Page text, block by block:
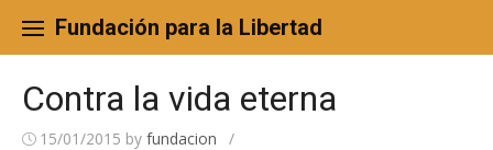
content
Fundación para la Libertad
Contra la vida eterna
15/01/2015 by fundacion /